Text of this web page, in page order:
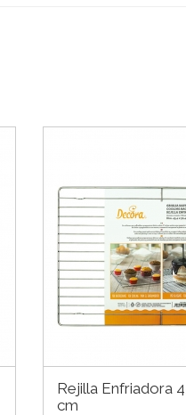
Rejilla Enfriadora
cm